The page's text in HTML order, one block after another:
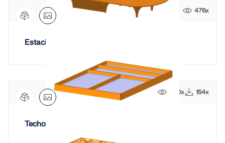
476x
Estación de carga Better Energy, Dinamarca
800x 154x
Techo con liberaciones de línea